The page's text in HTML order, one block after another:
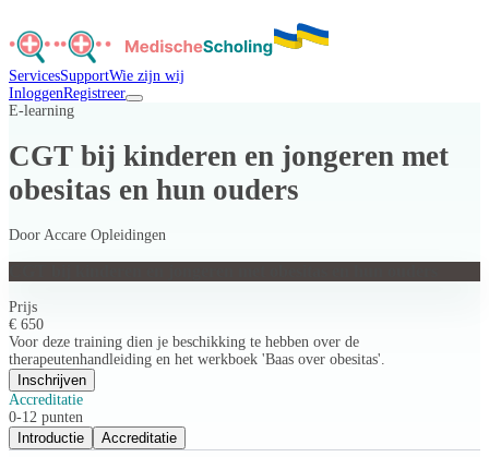
ServicesSupportWie zijn wij
InloggenRegistreer
E-learning
CGT bij kinderen en jongeren met
obesitas en hun ouders
Door Accare Opleidingen
Prijs
€ 650
Voor deze training dien je beschikking te hebben over de
therapeutenhandleiding en het werkboek 'Baas over obesitas'.
Inschrijven
Accreditatie
0-12 punten
Introductie
Accreditatie